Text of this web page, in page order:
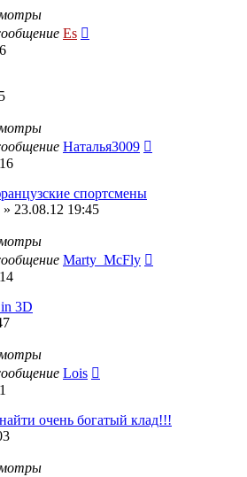
Es
Наталья3009
спортсмены
» 23.08.12 19:45
Marty_McFly
3D
Lois
очень богатый клад!!!